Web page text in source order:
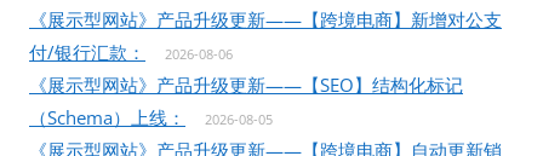
《展示型网站》产品升级更新——【跨境电商】新增对公支
付/银行汇款：
2026-08-06
《展示型网站》产品升级更新——【SEO】结构化标记
（Schema）上线：
2026-08-05
《展示型网站》产品升级更新——【跨境电商】自动更新销